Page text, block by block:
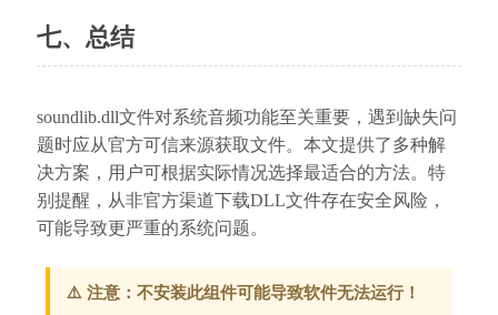
七、总结
soundlib.dll文件对系统音频功能至关重要，遇到缺失问
题时应从官方可信来源获取文件。本文提供了多种解
决方案，用户可根据实际情况选择最适合的方法。特
别提醒，从非官方渠道下载DLL文件存在安全风险，
可能导致更严重的系统问题。